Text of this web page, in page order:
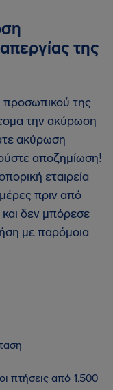
της
προσωπικού της
την ακύρωση
ακύρωση
αποζημίωση!
εταιρεία
πριν από
δεν μπόρεσε
με παρόμοια
πτήσεις από 1.500